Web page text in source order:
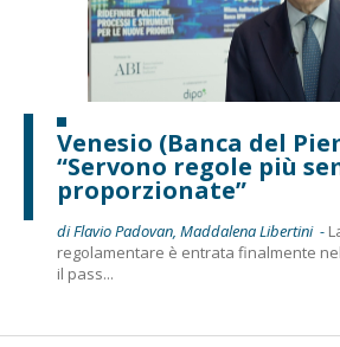
Venesio (Banca del
“Servono regole più
proporzionate”
di Flavio Padovan, Maddalena Libertini -
regolamentare è entrata finalmente
il pass...